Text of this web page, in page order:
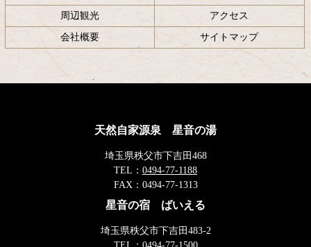
周辺観光 アクセス
会社概要 サイトマップ
天然自家源泉 星音の湯
埼玉県秩父市下吉田468
TEL： 0494-77-1188
FAX： 0494-77-1313
星音の宿 ばいえる
埼玉県秩父市下吉田483-2